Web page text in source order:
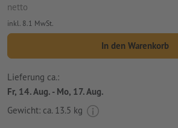
netto
inkl. 8.1 MwSt.
In den Warenkorb
Lieferung ca.:
Fr, 14. Aug. - Mo, 17. Aug.
Gewicht: ca. 13.5 kg